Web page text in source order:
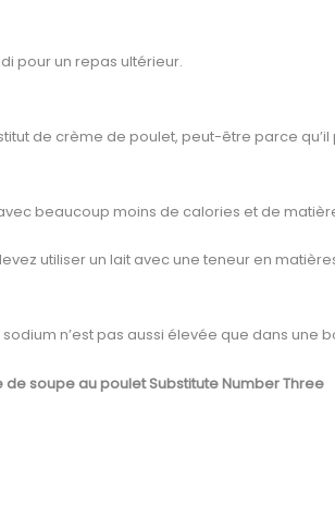
pour un repas ultérieur.
de crème de poulet, peut-être parce
beaucoup moins de calories et de
utiliser un lait avec une teneur en
n’est pas aussi élevée que dans
de soupe au poulet Substitute Number Three